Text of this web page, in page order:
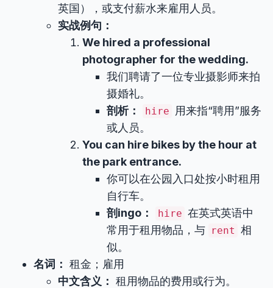
英国），或支付薪水来雇用人员。
实战例句：
We hired a professional
photographer for the wedding.
我们聘请了一位专业摄影师来拍
摄婚礼。
剖析：
hire
用来指“聘用”服务
或人员。
You can hire bikes by the hour at
the park entrance.
你可以在公园入口处按小时租用
自行车。
剖ingo：
hire 在英式英语中
常用于租用物品，与 rent 相
似。
名词： 租金；雇用
中文含义： 租用物品的费用或行为。